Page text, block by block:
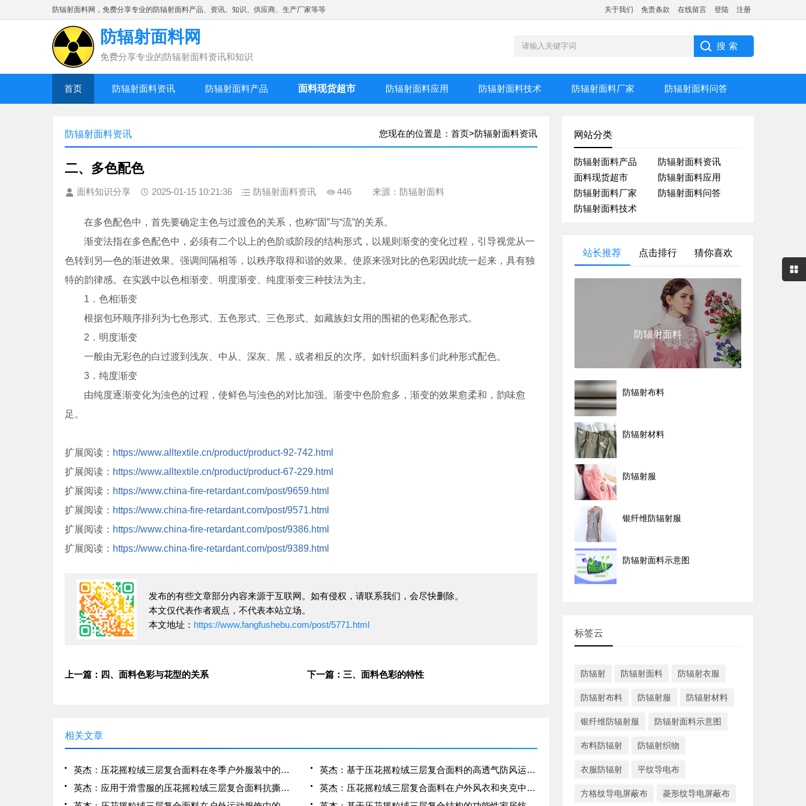
防辐射面料网，免费分享专业的防辐射面料产品、资讯、知识、供应商、生产厂家等等 关于我们 免责条款 在线留言 登陆 注册
防辐射面料网
免费分享专业的防辐射面料资讯和知识
首页 防辐射面料资讯 防辐射面料产品 面料现货超市 防辐射面料应用 防辐射面料技术 防辐射面料厂家 防辐射面料问答
您现在的位置是： 首页>防辐射面料资讯
防辐射面料资讯
二、多色配色
面料知识分享 2025-01-15 10:21:36 防辐射面料资讯 446 来源：防辐射面料
在多色配色中，首先要确定主色与过渡色的关系，也称“固”与“流”的关系。
渐变法指在多色配色中，必须有二个以上的色阶或阶段的结构形式，以规则渐变的变化过程，引导视觉从一
色转到另—色的渐进效果。强调间隔相等，以秩序取得和谐的效果。使原来强对比的色彩因此统一起来，具有独
特的韵律感。在实践中以色相渐变、明度渐变、纯度渐变三种技法为主。
1．色相渐变
根据包环顺序排列为七色形式、五色形式、三色形式、如藏族妇女用的围裙的色彩配色形式。
2．明度渐变
一般由无彩色的白过渡到浅灰、中从、深灰、黑，或者相反的次序。如针织面料多们此种形式配色。
3．纯度渐变
由纯度逐渐变化为浊色的过程，使鲜色与浊色的对比加强。渐变中色阶愈多，渐变的效果愈柔和，韵味愈
足。
扩展阅读： https://www.alltextile.cn/product/product-92-742.html
扩展阅读： https://www.alltextile.cn/product/product-67-229.html
扩展阅读： https://www.china-fire-retardant.com/post/9659.html
扩展阅读： https://www.china-fire-retardant.com/post/9571.html
扩展阅读： https://www.china-fire-retardant.com/post/9386.html
扩展阅读： https://www.china-fire-retardant.com/post/9389.html
发布的有些文章部分内容来源于互联网。如有侵权，请联系我们，会尽快删除。
本文仅代表作者观点，不代表本站立场。
本文地址： https://www.fangfushebu.com/post/5771.html
上一篇：四、面料色彩与花型的关系 下一篇：三、面料色彩的特性
相关文章
英杰：压花摇粒绒三层复合面料在冬季户外服装中的保暖性能优化研究
英杰：基于压花摇粒绒三层复合面料的高透气防风运动服饰开发
英杰：应用于滑雪服的压花摇粒绒三层复合面料抗撕裂与耐磨性提升技术
英杰：压花摇粒绒三层复合面料在户外风衣和夹克中的应用与性能
网站分类
防辐射面料产品
防辐射面料资讯
面料现货超市
防辐射面料应用
防辐射面料厂家
防辐射面料问答
防辐射面料技术
站长推荐 点击排行 猜你喜欢
防辐射面料
防辐射布料
防辐射材料
防辐射服
银纤维防辐射服
防辐射面料示意图
标签云
防辐射 防辐射面料 防辐射衣服
防辐射布料 防辐射服 防辐射材料
银纤维防辐射服 防辐射面料示意图
布料防辐射 防辐射织物
衣服防辐射 平纹导电布
方格纹导电屏蔽布 菱形纹导电屏蔽布